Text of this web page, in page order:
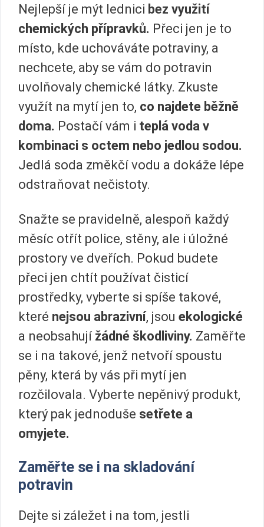
Nejlepší je mýt lednici bez využití
chemických přípravků. Přeci jen je to
místo, kde uchováváte potraviny, a
nechcete, aby se vám do potravin
uvolňovaly chemické látky. Zkuste
využít na mytí jen to, co najdete běžně
doma. Postačí vám i teplá voda v
kombinaci s octem nebo jedlou sodou.
Jedlá soda změkčí vodu a dokáže lépe
odstraňovat nečistoty.
Snažte se pravidelně, alespoň každý
měsíc otřít police, stěny, ale i úložné
prostory ve dveřích. Pokud budete
přeci jen chtít používat čisticí
prostředky, vyberte si spíše takové,
které nejsou abrazivní, jsou ekologické
a neobsahují žádné škodliviny. Zaměřte
se i na takové, jenž netvoří spoustu
pěny, která by vás při mytí jen
rozčilovala. Vyberte nepěnivý produkt,
který pak jednoduše setřete a
omyjete.
Zaměřte se i na skladování
potravin
Dejte si záležet i na tom, jestli